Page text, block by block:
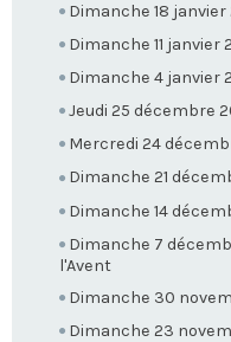
Dimanche 18 janvier
Dimanche 11 janvier
Dimanche 4 janvier
Jeudi 25 décembre
Mercredi 24
Dimanche 21
Dimanche 14
Dimanche 7
l'Avent
Dimanche 30
Dimanche 23